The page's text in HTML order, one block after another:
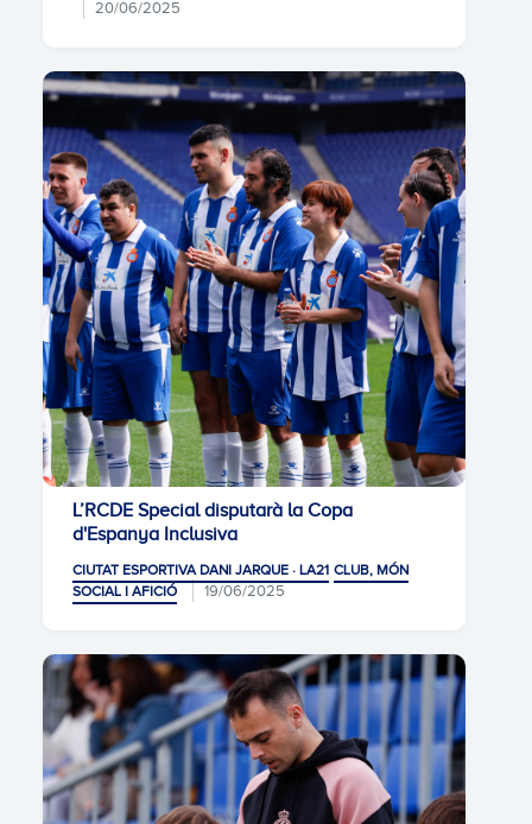
20/06/2025
L’RCDE Special disputarà la Copa
d'Espanya Inclusiva
CIUTAT ESPORTIVA DANI JARQUE · LA21 CLUB, MÓN
SOCIAL I AFICIÓ
19/06/2025